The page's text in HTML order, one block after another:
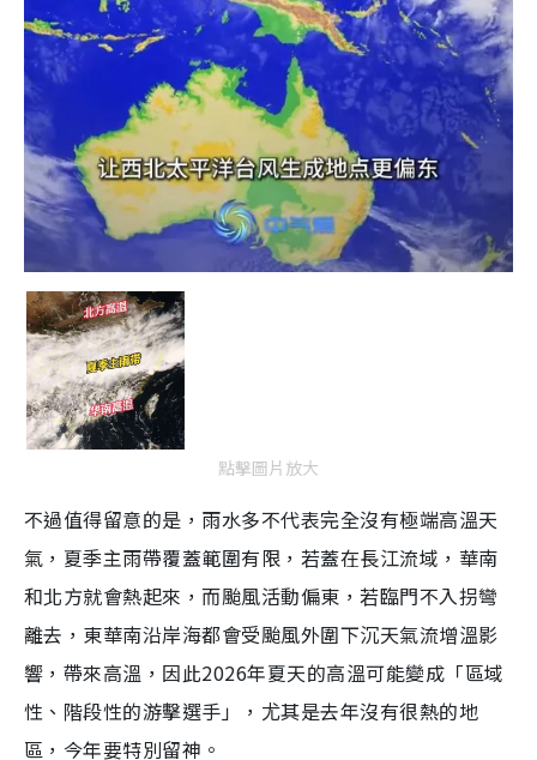
點擊圖片放大
不過值得留意的是，雨水多不代表完全沒有極端高溫天
氣，夏季主雨帶覆蓋範圍有限，若蓋在長江流域，華南
和北方就會熱起來，而颱風活動偏東，若臨門不入拐彎
離去，東華南沿岸海都會受颱風外圍下沉天氣流增溫影
響，帶來高溫，因此2026年夏天的高溫可能變成「區域
性、階段性的游擊選手」，尤其是去年沒有很熱的地
區，今年要特別留神。